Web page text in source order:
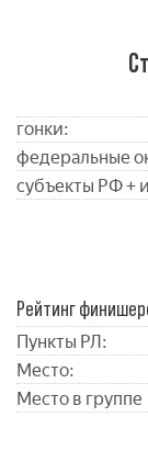
гонки:
федеральные
субъекты РФ +
Рейтинг
Пункты РЛ:
Место:
Место в группе